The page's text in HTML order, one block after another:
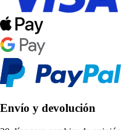
Envío y devolución